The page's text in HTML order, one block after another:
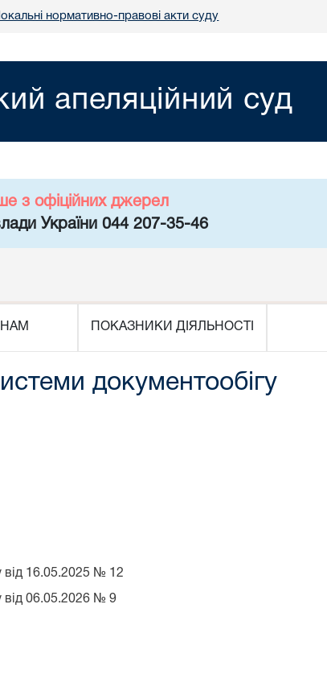
нормативно-правові акти суду
апеляційний суд
з офіційних джерел
України 044 207-35-46
ПОКАЗНИКИ ДІЯЛЬНОСТІ
документообігу
від 16.05.2025 № 12
від 06.05.2026 № 9